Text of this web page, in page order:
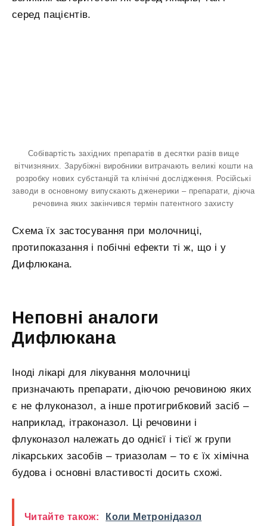
серед пацієнтів.
Собівартість західних препаратів в десятки разів вище
вітчизняних. Зарубіжні виробники витрачають великі кошти на
розробку нових субстанцій та клінічні дослідження. Російські
заводи в основному випускають дженерики – препарати, діюча
речовина яких закінчився термін патентного захисту
Схема їх застосування при молочниці,
протипоказання і побічні ефекти ті ж, що і у
Дифлюкана.
Неповні аналоги
Дифлюкана
Іноді лікарі для лікування молочниці
призначають препарати, діючою речовиною яких
є не флуконазол, а інше протигрибковий засіб –
наприклад, ітраконазол. Ці речовини і
флуконазол належать до однієї і тієї ж групи
лікарських засобів – триазолам – то є їх хімічна
будова і основні властивості досить схожі.
Читайте також:
Коли Метронідазол